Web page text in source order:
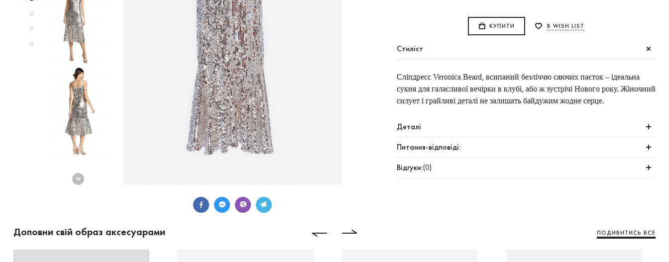
КУПИТИ В WISH LIST
Стиліст
Сліпдресс Veronica Beard, всипаний безліччю сяючих паєток – ідеальна
сукня для галасливої вечірки в клубі, або ж зустрічі Нового року. Жіночний
силует і грайливі деталі не залишать байдужим жодне серце.
Деталі
Питання-відповіді:
Відгуки:(0)
Доповни свій образ аксесуарами ПОДИВИТИСЬ ВСЕ